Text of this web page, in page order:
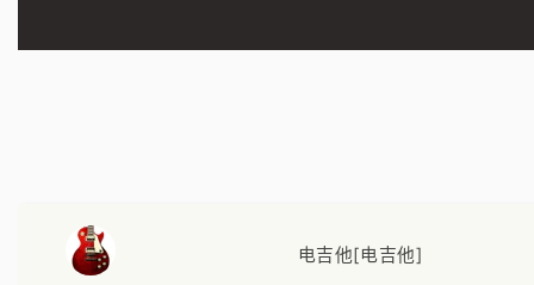
电吉他[电吉他]